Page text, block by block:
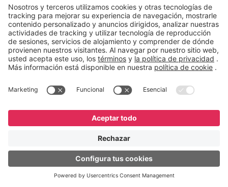
Memphis
Eduardo Ribeiro
CEO
“Con GeneXus desarrollamos una
acompañar todas las etapas de la
verificar, analizar, reacondicionar y
garantizando calidad y reduciendo
costos”.